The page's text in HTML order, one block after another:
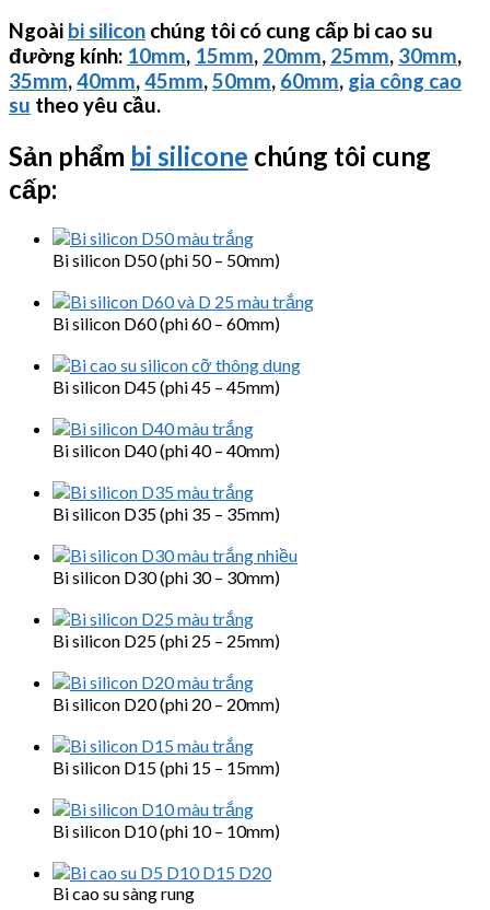
Ngoài bi silicon chúng tôi có cung cấp bi cao su
đường kính: 10mm, 15mm, 20mm, 25mm, 30mm,
35mm,40mm,45mm,50mm, 60mm, gia công cao
su theo yêu cầu.
Sản phẩm bi silicone chúng tôi cung
cấp:
Bi silicon D50 (phi 50 – 50mm)
Bi silicon D60 (phi 60 – 60mm)
Bi silicon D45 (phi 45 – 45mm)
Bi silicon D40 (phi 40 – 40mm)
Bi silicon D35 (phi 35 – 35mm)
Bi silicon D30 (phi 30 – 30mm)
Bi silicon D25 (phi 25 – 25mm)
Bi silicon D20 (phi 20 – 20mm)
Bi silicon D15 (phi 15 – 15mm)
Bi silicon D10 (phi 10 – 10mm)
Bi cao su sàng rung